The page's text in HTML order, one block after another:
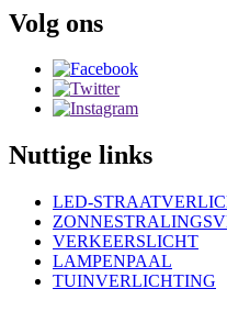
Volg ons
Nuttige links
LED-
VERKEERSLICHT
LAMPENPAAL
TUINVERLICHTING